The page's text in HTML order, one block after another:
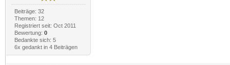
Beiträge: 32
Themen: 12
Registriert seit: Oct 2011
Bewertung: 0
Bedankte sich: 5
6x gedankt in 4 Beiträgen